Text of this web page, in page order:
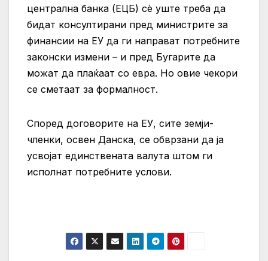
централна банка (ЕЦБ) сè уште треба да
бидат консултирани пред министрите за
финансии на ЕУ да ги направат потребните
законски измени – и пред Бугарите да
можат да плаќаат со евра. Но овие чекори
се сметаат за формалност.
Според договорите на ЕУ, сите земји-
членки, освен Данска, се обврзани да ја
усвојат единствената валута штом ги
исполнат потребните услови.